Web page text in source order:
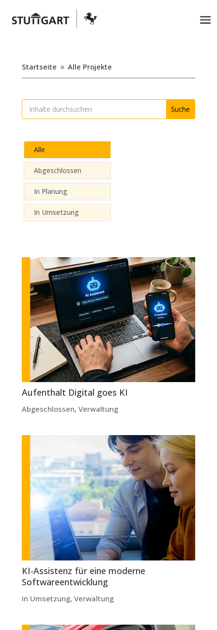
Startseite 9 Alle Projekte
Alle
Abgeschlossen
In Planung
In Umsetzung
Aufenthalt Digital goes KI
Abgeschlossen, Verwaltung
KI-Assistenz für eine moderne
Softwareentwicklung
In Umsetzung, Verwaltung